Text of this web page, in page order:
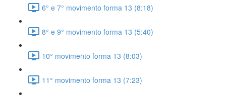
6° e 7° movimento forma 13 (8:18)
8° e 9° movimento forma 13 (5:40)
10° movimento forma 13 (8:03)
11° movimento forma 13 (7:23)